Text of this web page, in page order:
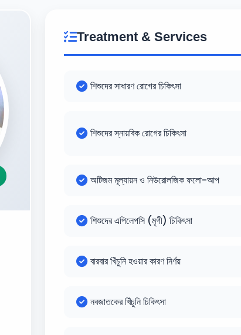
Treatment & Services
শিশুদের সাধারণ রোগের চিকিৎসা
শিশুদের স্নায়বিক রোগের চিকিৎসা
অটিজম মূল্যায়ন ও নিউরোলজিক ফলো-আপ
শিশুদের এপিলেপসি (মৃগী) চিকিৎসা
বারবার খিঁচুনি হওয়ার কারণ নির্ণয়
নবজাতকের খিঁচুনি চিকিৎসা